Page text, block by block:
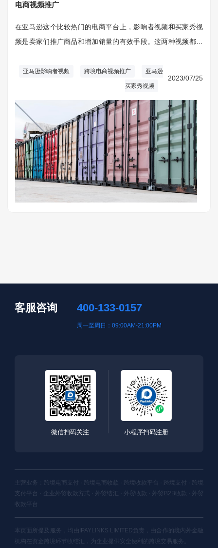
电商视频推广
在亚马逊这个比较热门的电商平台上，影响者视频和买家秀视
频是卖家们推广商品和增加销量的有效手段。这两种视频都可
式和效果上有所区别。
亚马逊影响者视频 跨境电商视频推广 亚马逊
买家秀视频
2023/07/25
客服咨询 400-133-0157
周一至周日：09:00AM-21:00PM
微信扫码关注 小程序扫码注册
主营业务：跨境电商支付 · 跨境电商收款 · 跨境收款平台 · 跨境支付 · 跨境
支付平台 · 企业外贸收款方式 · 外贸结汇 · 外贸收款 · 外贸B2B收款 · 外贸
收款平台
本页面所提及服务，均由IPAYLINKS LIMITED负责，由合作的境内外金融
机构在资金跨境环节收结汇，为企业提供安全便利的跨境交易服务。